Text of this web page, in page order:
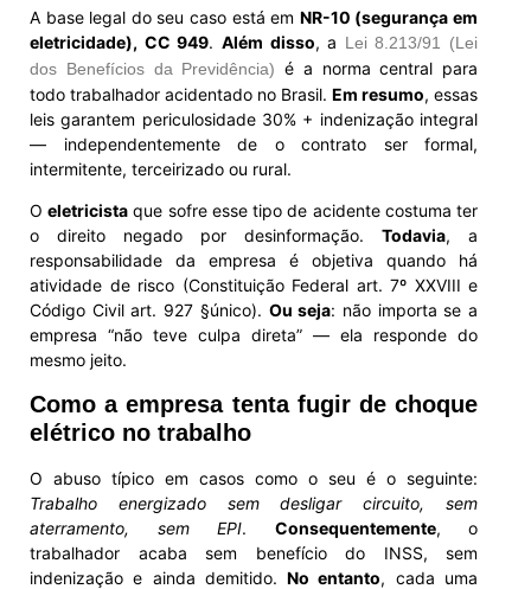
A base legal do seu caso está em NR-10 (segurança em
eletricidade), CC 949. Além disso, a Lei 8.213/91 (Lei
dos Benefícios da Previdência) é a norma central para
todo trabalhador acidentado no Brasil. Em resumo, essas
leis garantem periculosidade 30% + indenização integral
— independentemente de o contrato ser formal,
intermitente, terceirizado ou rural.
Oeletricista que sofre esse tipo de acidente costuma ter
o direito negado por desinformação. Todavia, a
responsabilidade da empresa é objetiva quando há
atividade de risco (Constituição Federal art. 7º XXVIII e
Código Civil art. 927 §único). Ou seja: não importa se a
empresa “não teve culpa direta” — ela responde do
mesmo jeito.
Como a empresa tenta fugir de choque
elétrico no trabalho
O abuso típico em casos como o seu é o seguinte:
Trabalho energizado sem desligar circuito, sem
aterramento, sem EPI. Consequentemente, o
trabalhador acaba sem benefício do INSS, sem
indenização e ainda demitido.No entanto, cada uma